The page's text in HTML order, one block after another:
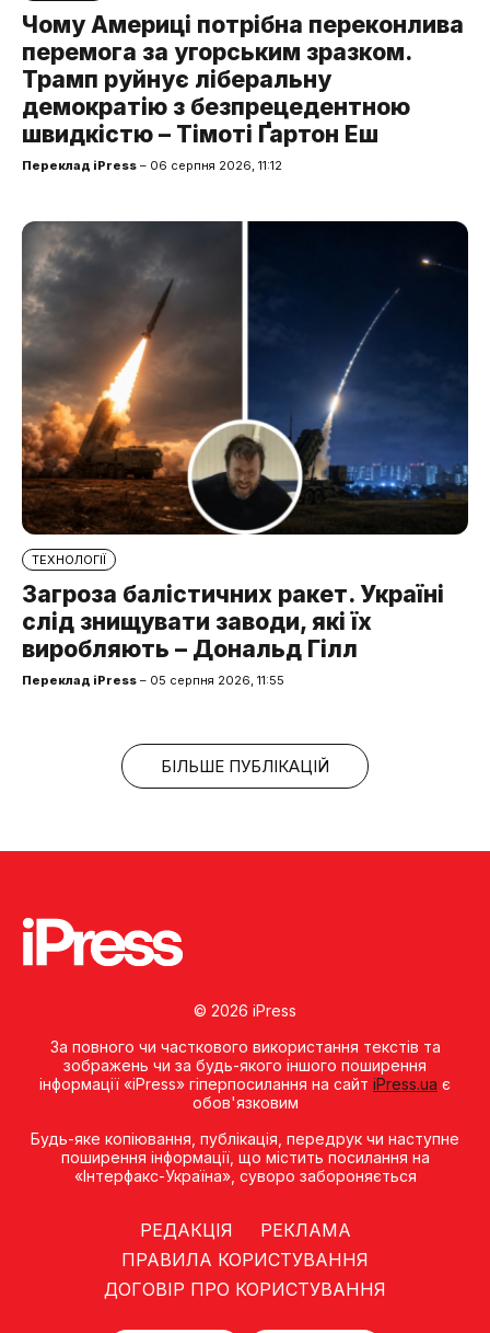
Чому Америці потрібна переконлива
перемога за угорським зразком.
Трамп руйнує ліберальну
демократію з безпрецедентною
швидкістю – Тімоті Ґартон Еш
Переклад iPress – 06 серпня 2026, 11:12
ТЕХНОЛОГІЇ
Загроза балістичних ракет. Україні
слід знищувати заводи, які їх
виробляють – Дональд Гілл
Переклад iPress – 05 серпня 2026, 11:55
БІЛЬШЕ ПУБЛІКАЦІЙ
© 2026 iPress
За повного чи часткового використання текстів та
зображень чи за будь-якого іншого поширення
інформації «iPress» гіперпосилання на сайт iPress.ua є
обов'язковим
Будь-яке копiювання, публiкацiя, передрук чи наступне
поширення iнформацiї, що мiстить посилання на
«Iнтерфакс-Україна», суворо забороняється
РЕДАКЦІЯ
РЕКЛАМА
ПРАВИЛА КОРИСТУВАННЯ
ДОГОВІР ПРО КОРИСТУВАННЯ